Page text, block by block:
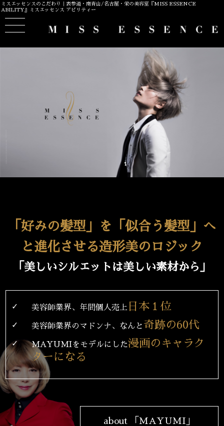
ミスエッセンスのこだわり｜表参道・南青山/名古屋・栄の美容室『MISS ESSENCE
ABILITY』ミスエッセンス アビリティー
「好みの髪型」を「似合う髪型」へ
と進化させる造形美のロジック
「美しいシルエットは美しい素材から」
✓ 美容師業界、年間個人売上 日本１位
✓ 美容師業界のマドンナ、なんと 奇跡の60代
✓ MAYUMIをモデルにした漫画のキャラク
ターになる
about 「MAYUMI」